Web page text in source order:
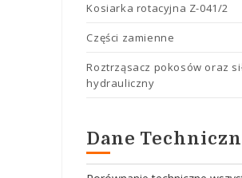
Kosiarka rotacyjna Z-041/2
Części zamienne
Roztrząsacz pokosów oraz
hydrauliczny
Dane